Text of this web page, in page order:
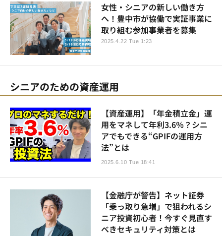
女性・シニアの新しい働き方
へ！豊中市が協働で実証事業に
取り組む参加事業者を募集
2025.4.22 Tue 1:23
シニアのための資産運用
【資産運用】「年金積立金」運
用をマネして年利3.6％？シニ
アでもできる“GPIFの運用方
法”とは
2025.6.10 Tue 18:41
【金融庁が警告】ネット証券
「乗っ取り急増」で狙われるシ
ニア投資初心者！今すぐ見直す
べきセキュリティ対策とは